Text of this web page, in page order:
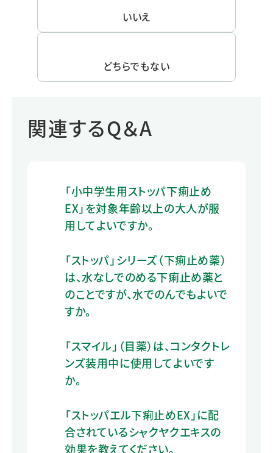
いいえ
どちらでもない
関連するQ＆A
「小中学生用ストッパ下痢止め
EX」を対象年齢以上の大人が服
用してよいですか。
「ストッパ」シリーズ（下痢止め薬）
は、水なしでのめる下痢止め薬と
のことですが、水でのんでもよいで
すか。
「スマイル」（目薬）は、コンタクトレ
ンズ装用中に使用してよいです
か。
「ストッパエル下痢止めEX」に配
合されているシャクヤクエキスの
効果を教えてください。